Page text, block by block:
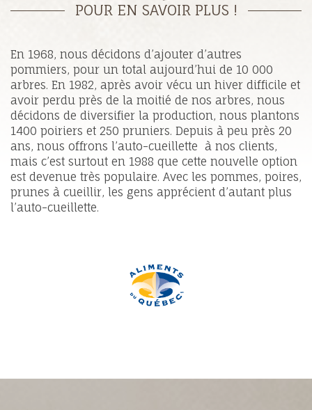
POUR EN SAVOIR PLUS !
En 1968, nous décidons d’ajouter d’autres
pommiers, pour un total aujourd’hui de 10 000
arbres. En 1982, après avoir vécu un hiver difficile et
avoir perdu près de la moitié de nos arbres, nous
décidons de diversifier la production, nous plantons
1400 poiriers et 250 pruniers. Depuis à peu près 20
ans, nous offrons l’auto-cueillette à nos clients,
mais c’est surtout en 1988 que cette nouvelle option
est devenue très populaire. Avec les pommes, poires,
prunes à cueillir, les gens apprécient d’autant plus
l’auto-cueillette.